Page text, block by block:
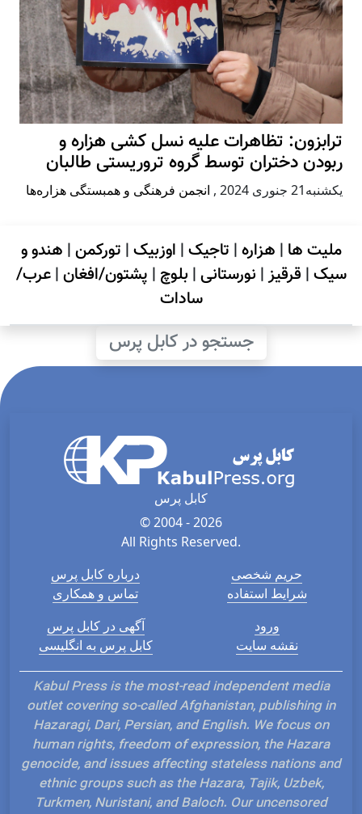
ترابزون: تظاهرات علیه نسل کشی هزاره و
ربودن دختران توسط گروه تروریستی طالبان
يكشنبه21 جنوری 2024 , انجمن فرهنگی و همبستگی هزاره‌ها
ملیت ها | هزاره| تاجیک| اوزبیک| تورکمن| هندو و
سیک| قرقیز| نورستانی| بلوچ | پشتون/افغان|عرب/
سادات
جستجو در کابل پرس
کابل پرس
© 2004 - 2026
All Rights Reserved.
درباره کابل پرس
تماس و همکاری
حریم شخصی
شرایط استفاده
آگهی در کابل پرس
کابل پرس به انگلیسی
ورود
نقشه سایت
Kabul Press is the most-read independent media
outlet covering so-called Afghanistan, publishing in
Hazaragi, Dari, Persian, and English. We focus on
human rights, freedom of expression, the Hazara
genocide, and issues affecting stateless nations and
ethnic groups such as the Hazara, Tajik, Uzbek,
Turkmen, Nuristani, and Baloch. Our uncensored